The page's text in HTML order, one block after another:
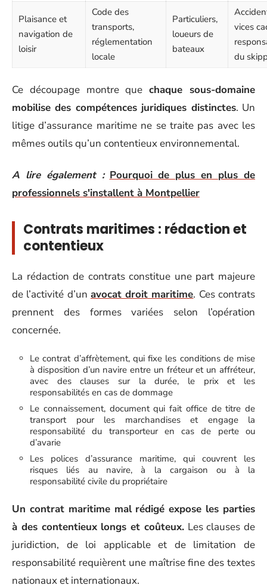
Plaisance et
navigation de
loisir
Code des
transports,
réglementation
locale
Particuliers,
loueurs de
bateaux
vices
du
Ce découpage montre quechaque sous-domaine
mobilise des compétences juridiques distinctes. Un
litige d’assurance maritime ne se traite pas avec les
mêmes outils qu’un contentieux environnemental.
A lire également : Pourquoi de plus en plus de
professionnels s'installent à Montpellier
Contrats maritimes : rédaction et
contentieux
La rédaction de contrats constitue une part majeure
de l’activité d’un avocat droit maritime. Ces contrats
prennent des formes variées selon l’opération
concernée.
Le contrat d’affrètement, qui fixe les conditions de mise
à disposition d’un navire entre un fréteur et un affréteur,
avec des clauses sur la durée, le prix et les
responsabilités en cas de dommage
Le connaissement, document qui fait office de titre de
transport pour les marchandises et engage la
responsabilité du transporteur en cas de perte ou
d’avarie
Les polices d’assurance maritime, qui couvrent les
risques liés au navire, à la cargaison ou à la
responsabilité civile du propriétaire
Un contrat maritime mal rédigé expose les parties
à des contentieux longs et coûteux.Les clauses de
juridiction, de loi applicable et de limitation de
responsabilité requièrent une maîtrise fine des textes
nationaux et internationaux.